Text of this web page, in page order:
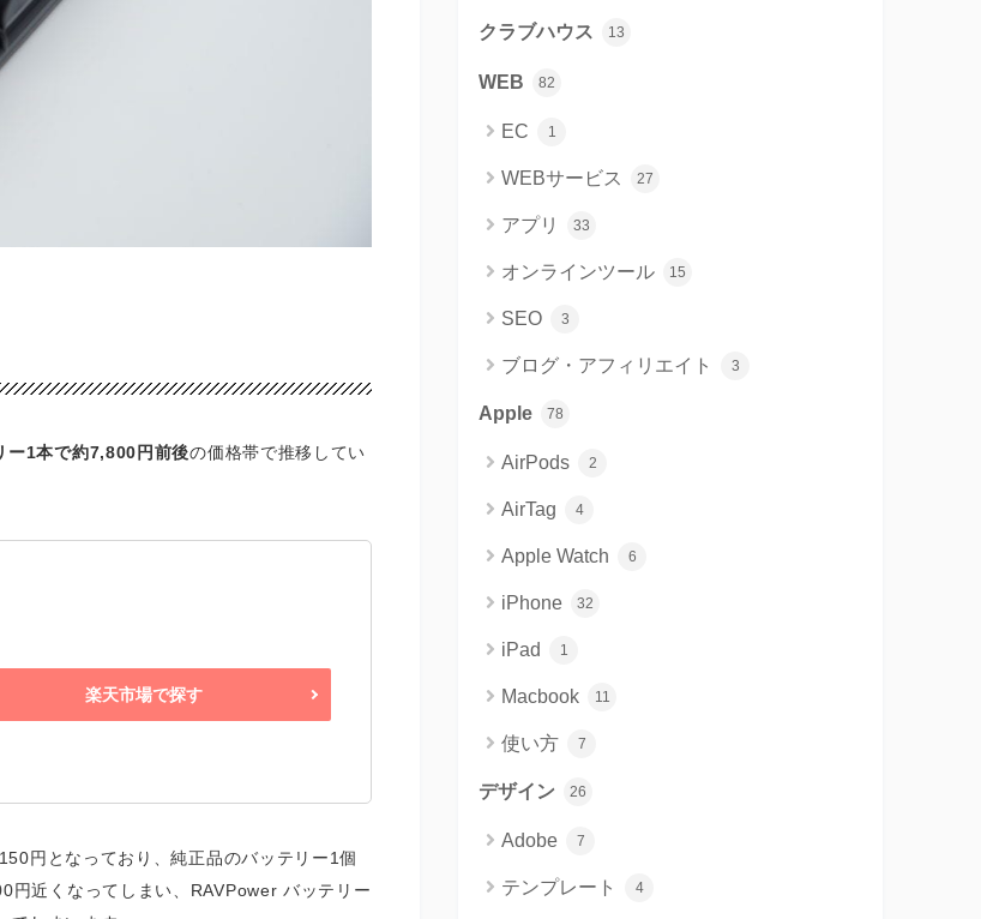
ー1本で約7,800円前後の価格帯で推移してい
楽天市場で探す
円となっており、純正品のバッテリー1個
円近くなってしまい、RAVPower バッテリー
クラブハウス 13
WEB 82
EC 1
WEBサービス 27
アプリ 33
オンラインツール 15
SEO 3
ブログ・アフィリエイト 3
Apple 78
AirPods 2
AirTag 4
Apple Watch 6
iPhone 32
iPad 1
Macbook 11
使い方 7
デザイン 26
Adobe 7
テンプレート 4